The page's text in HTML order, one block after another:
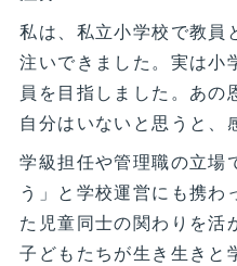
私は、私立小学校で教員
注いできました。実は小
員を目指しました。あの
自分はいないと思うと、
学級担任や管理職の立場
う」と学校運営にも携わ
た児童同士の関わりを活
子どもたちが生き生きと